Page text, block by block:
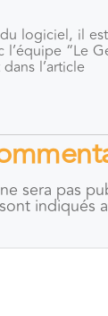
logiciel, il
“Le
l’article
sera pas
indiqués